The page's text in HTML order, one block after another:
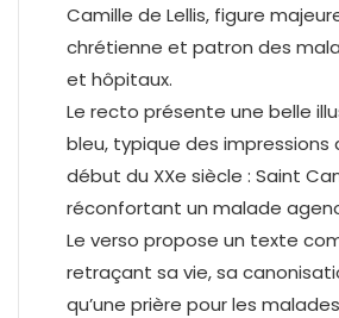
Camille de Lellis, figure
chrétienne et patron des
et hôpitaux.
Le recto présente une belle
bleu, typique des impressions
début du XXe siècle : Saint
réconfortant un malade
Le verso propose un texte
retraçant sa vie, sa
qu’une prière pour les